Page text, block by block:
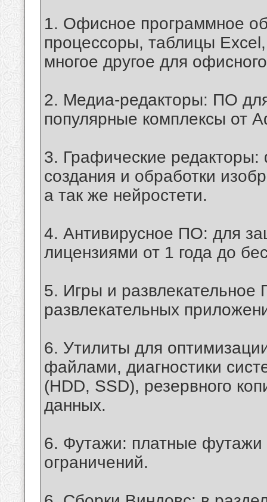
1. Офисное программное
процессоры, таблицы
многое другое для
2. Медиа-редакторы: ПО
популярные комплексы от
3. Графические
создания и обработки
а так же нейростети.
4. Антивирусное ПО: для
лицензиями от 1 года до
5. Игры и
развлекательных
6. Утилиты для
файлами, диагностики
(HDD, SSD), резервного
данных.
6. Футажи: платные
ограничений.